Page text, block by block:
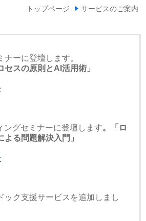
トップページ サービスのご案内
ーに登壇します。
セスの原則とAI活用術」
ングセミナーに登壇します。「ロ
る問題解決入門」
ック支援サービスを追加しまし